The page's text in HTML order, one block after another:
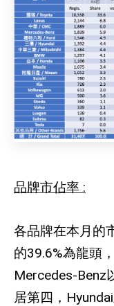
品牌市佔率 :
各品牌在本月的
的39.6%為龍頭，
Mercedes-Benz
居第四， Hyundai